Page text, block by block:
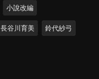
小說改編
長谷川育美 鈴代紗弓